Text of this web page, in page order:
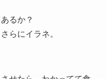
るか？
らにイラネ。